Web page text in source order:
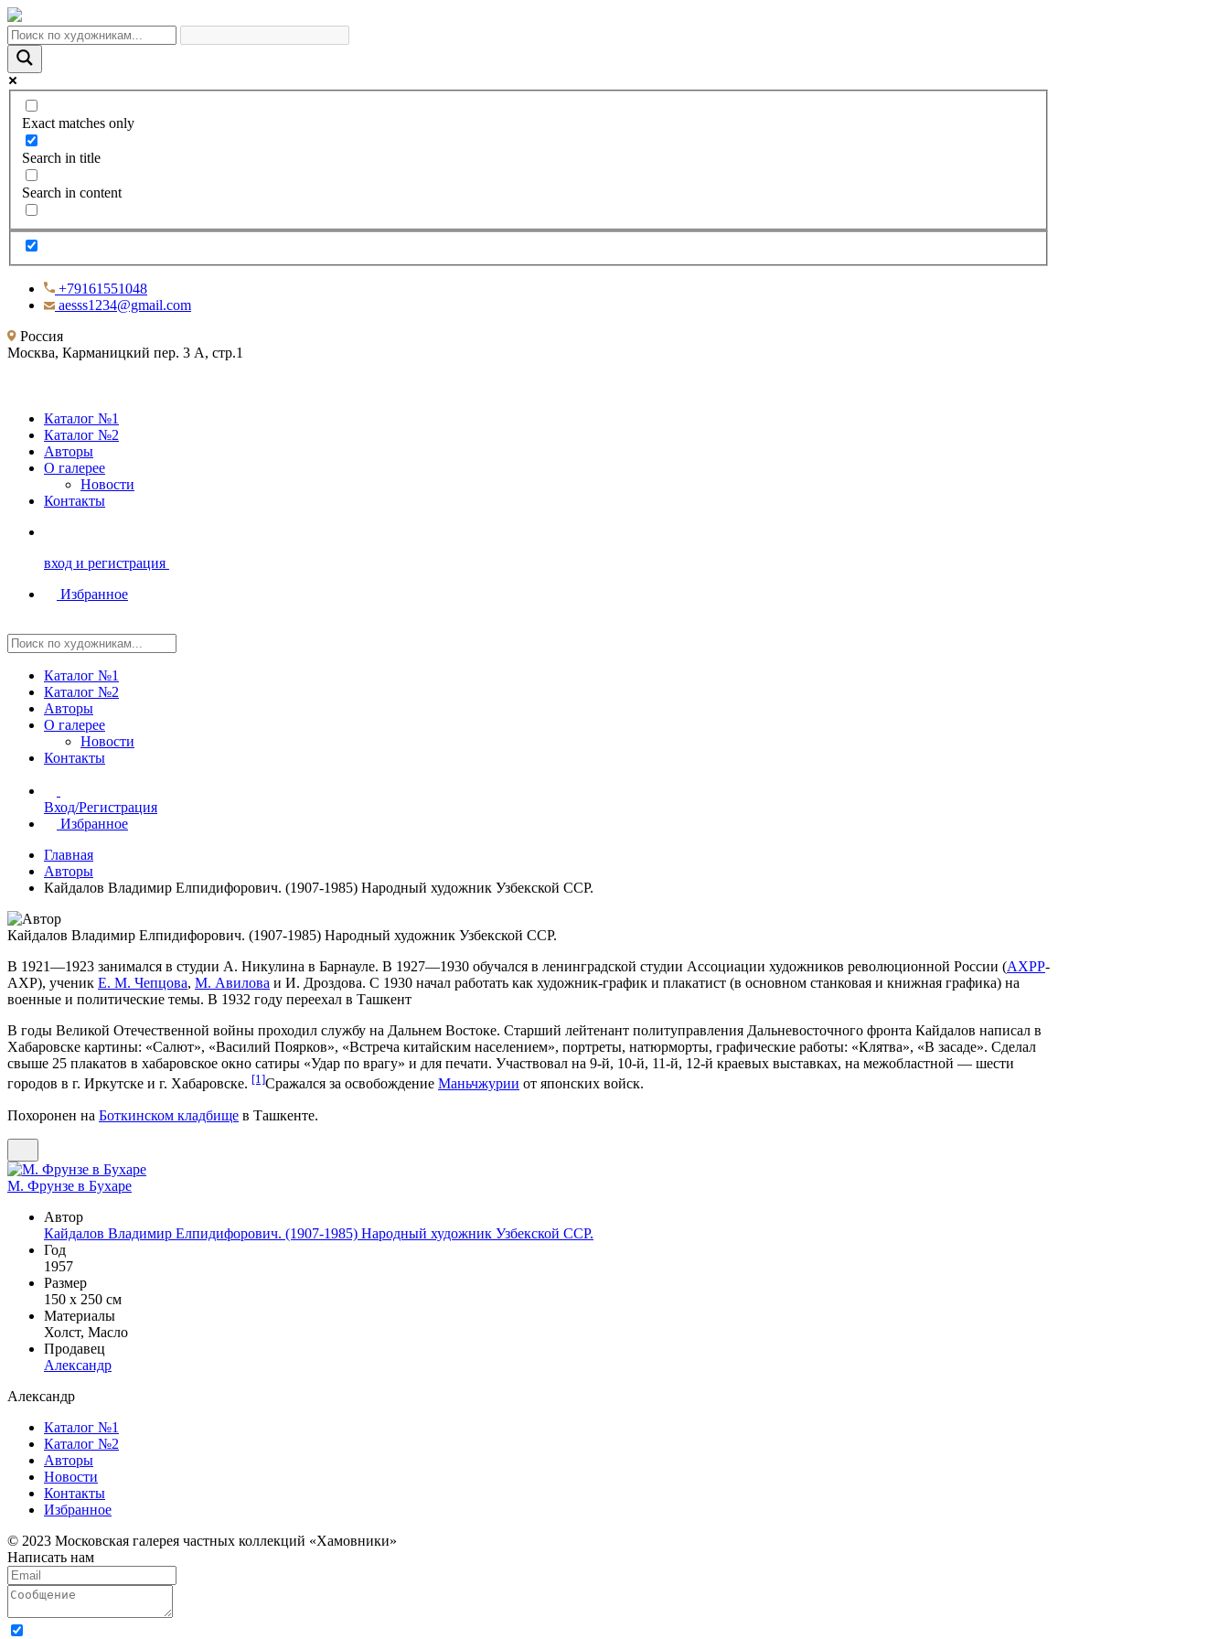
Exact matches only
Search in title
Search in content
+79161551048
aesss1234@gmail.com
Россия
Москва, Карманицкий пер. 3 А, стр.1
Каталог №1
Каталог №2
Авторы
О галерее
Новости
Контакты
вход и регистрация
Избранное
Каталог №1
Каталог №2
Авторы
О галерее
Новости
Контакты
Вход/Регистрация
Избранное
Главная
Авторы
Кайдалов Владимир Елпидифорович. (1907-1985) Народный художник Узбекской ССР.
Кайдалов Владимир Елпидифорович. (1907-1985) Народный художник Узбекской ССР.
В 1921—1923 занимался в студии А. Никулина в Барнауле. В 1927—1930 обучался в ленинградской студии Ассоциации художников революционной России (АХРР-
АХР), ученик Е. М. Чепцова, М. Авилова и И. Дроздова. С 1930 начал работать как художник-график и плакатист (в основном станковая и книжная графика) на
военные и политические темы. В 1932 году переехал в Ташкент
В годы Великой Отечественной войны проходил службу на Дальнем Востоке. Старший лейтенант политуправления Дальневосточного фронта Кайдалов написал в
Хабаровске картины: «Салют», «Василий Поярков», «Встреча китайским населением», портреты, натюрморты, графические работы: «Клятва», «В засаде». Сделал
свыше 25 плакатов в хабаровское окно сатиры «Удар по врагу» и для печати. Участвовал на 9-й, 10-й, 11-й, 12-й краевых выставках, на межобластной — шести
городов в г. Иркутске и г. Хабаровске. [1]Сражался за освобождение Маньчжурии от японских войск.
Похоронен на Боткинском кладбище в Ташкенте.
М. Фрунзе в Бухаре
Автор
Кайдалов Владимир Елпидифорович. (1907-1985) Народный художник Узбекской ССР.
Год
1957
Размер
150 х 250 см
Материалы
Холст, Масло
Продавец
Александр
Александр
Каталог №1
Каталог №2
Авторы
Новости
Контакты
Избранное
© 2023 Московская галерея частных коллекций «Хамовники»
Написать нам